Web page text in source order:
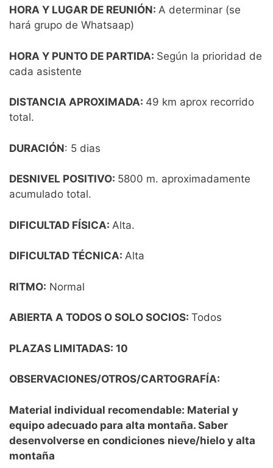
HORA Y LUGAR DE REUNIÓN: A determinar (se
hará grupo de Whatsaap)
HORA Y PUNTO DE PARTIDA: Según la prioridad de
cada asistente
DISTANCIA APROXIMADA: 49 km aprox recorrido
total.
DURACIÓN: 5 dias
DESNIVEL POSITIVO: 5800 m. aproximadamente
acumulado total.
DIFICULTAD FÍSICA: Alta.
DIFICULTAD TÉCNICA: Alta
RITMO: Normal
ABIERTA A TODOS O SOLO SOCIOS: Todos
PLAZAS LIMITADAS: 10
OBSERVACIONES/OTROS/CARTOGRAFÍA:
Material individual recomendable: Material y
equipo adecuado para alta montaña. Saber
desenvolverse en condiciones nieve/hielo y alta
montaña